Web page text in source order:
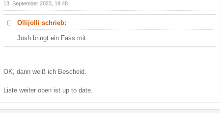
13. September 2023, 18:48
Ollijolli schrieb:
Josh bringt ein Fass mit.
OK, dann weiß ich Bescheid.
Liste weiter oben ist up to date.